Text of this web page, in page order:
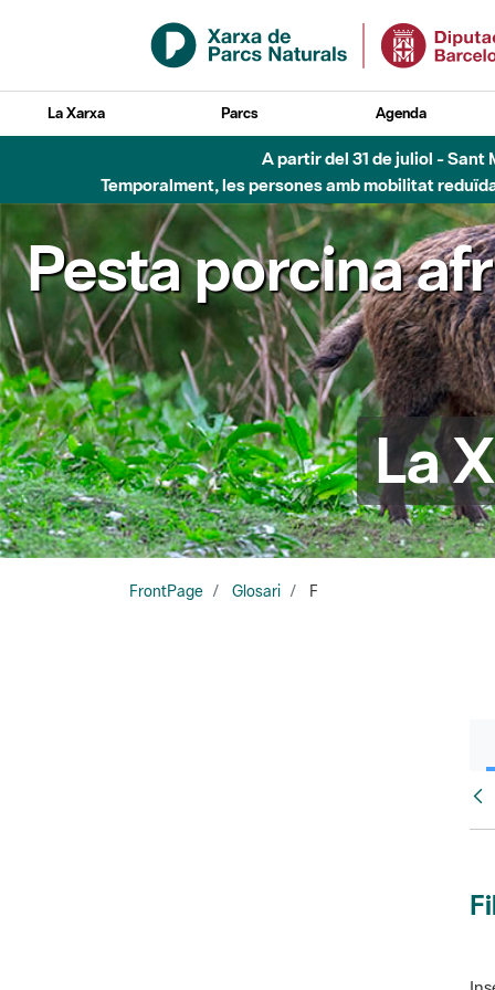
Salta al contingut principal
La Xarxa Parcs Agenda
A partir del 31 de juliol -
Temporalment, les persones amb mobilitat
Pesta porcina
La
FrontPage Glosari F